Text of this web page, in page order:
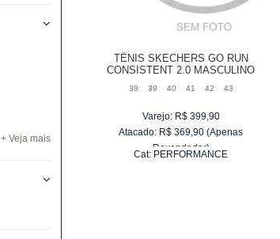
+ Veja mais
TÊNIS SKECHERS GO RUN
CONSISTENT 2.0 MASCULINO
38 39 40 41 42 43
Varejo: R$ 399,90
Atacado: R$ 369,90 (Apenas
Revendedor)
Cat: PERFORMANCE